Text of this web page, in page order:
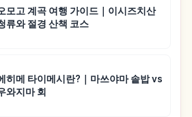
모고 계곡 여행 가이드｜이시즈치산
류와 절경 산책 코스
히메 타이메시란?｜마쓰야마 솥밥 vs
와지마 회